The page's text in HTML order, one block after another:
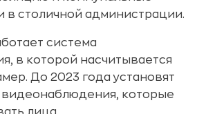
в столичной администрации.
система
в которой насчитывается
До 2023 года установят
которые